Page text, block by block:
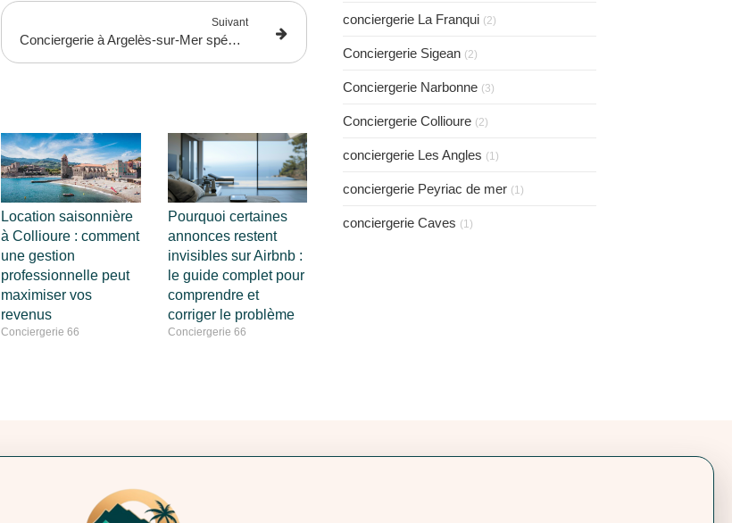
Suivant
Conciergerie à Argelès-sur-Mer spécialisée en gestion locative 66 et location saisonnière 66. Sud Quality Homes optimise vos revenus Airbnb sur la côte catalane.
Location saisonnière
à Collioure : comment
une gestion
professionnelle peut
maximiser vos
revenus
Conciergerie 66
Pourquoi certaines
annonces restent
invisibles sur Airbnb :
le guide complet pour
comprendre et
corriger le problème
Conciergerie 66
conciergerie La Franqui (2)
Conciergerie Sigean (2)
Conciergerie Narbonne (3)
Conciergerie Collioure (2)
conciergerie Les Angles (1)
conciergerie Peyriac de mer (1)
conciergerie Caves (1)